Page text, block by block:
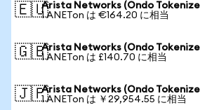
🇪🇺Arista Networks (Ondo
1 ANETon は €164.20 に相当
🇬🇧Arista Networks (Ondo
1 ANETon は £140.70 に相当
🇯🇵Arista Networks (Ondo
1 ANETon は ￥29,954.55 に相当